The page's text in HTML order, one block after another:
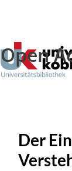
Open
Der